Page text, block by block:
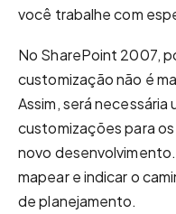
você trabalhe com
No SharePoint 2007,
customização não é
Assim, será
customizações para
novo
mapear e indicar o
de planejamento.